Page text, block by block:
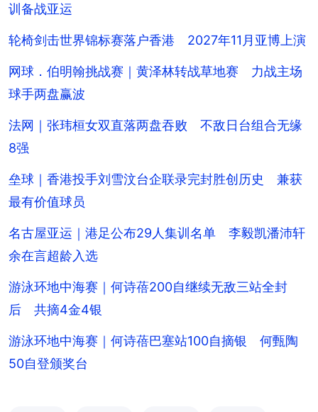
训备战亚运
轮椅剑击世界锦标赛落户香港 2027年11月亚博上演
网球．伯明翰挑战赛｜黄泽林转战草地赛 力战主场
球手两盘赢波
法网｜张玮桓女双直落两盘吞败 不敌日台组合无缘
8强
垒球｜香港投手刘雪汶台企联录完封胜创历史 兼获
最有价值球员
名古屋亚运｜港足公布29人集训名单 李毅凯潘沛轩
余在言超龄入选
游泳环地中海赛｜何诗蓓200自继续无敌三站全封
后 共摘4金4银
游泳环地中海赛｜何诗蓓巴塞站100自摘银 何甄陶
50自登颁奖台